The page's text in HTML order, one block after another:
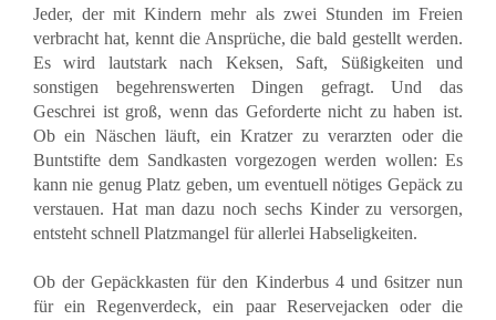
Jeder, der mit Kindern mehr als zwei Stunden im Freien
verbracht hat, kennt die Ansprüche, die bald gestellt werden.
Es wird lautstark nach Keksen, Saft, Süßigkeiten und
sonstigen begehrenswerten Dingen gefragt. Und das
Geschrei ist groß, wenn das Geforderte nicht zu haben ist.
Ob ein Näschen läuft, ein Kratzer zu verarzten oder die
Buntstifte dem Sandkasten vorgezogen werden wollen: Es
kann nie genug Platz geben, um eventuell nötiges Gepäck zu
verstauen. Hat man dazu noch sechs Kinder zu versorgen,
entsteht schnell Platzmangel für allerlei Habseligkeiten.
Ob der Gepäckkasten für den Kinderbus 4 und 6sitzer nun
für ein Regenverdeck, ein paar Reservejacken oder die